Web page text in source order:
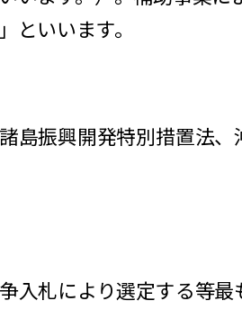
いいます。
島振興開発特別措置法、
入札により選定する等最